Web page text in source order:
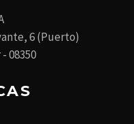
6 (Puerto)
08350